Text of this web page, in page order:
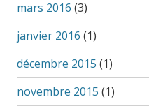
mars 2016 (3)
janvier 2016 (1)
décembre 2015 (1)
novembre 2015 (1)